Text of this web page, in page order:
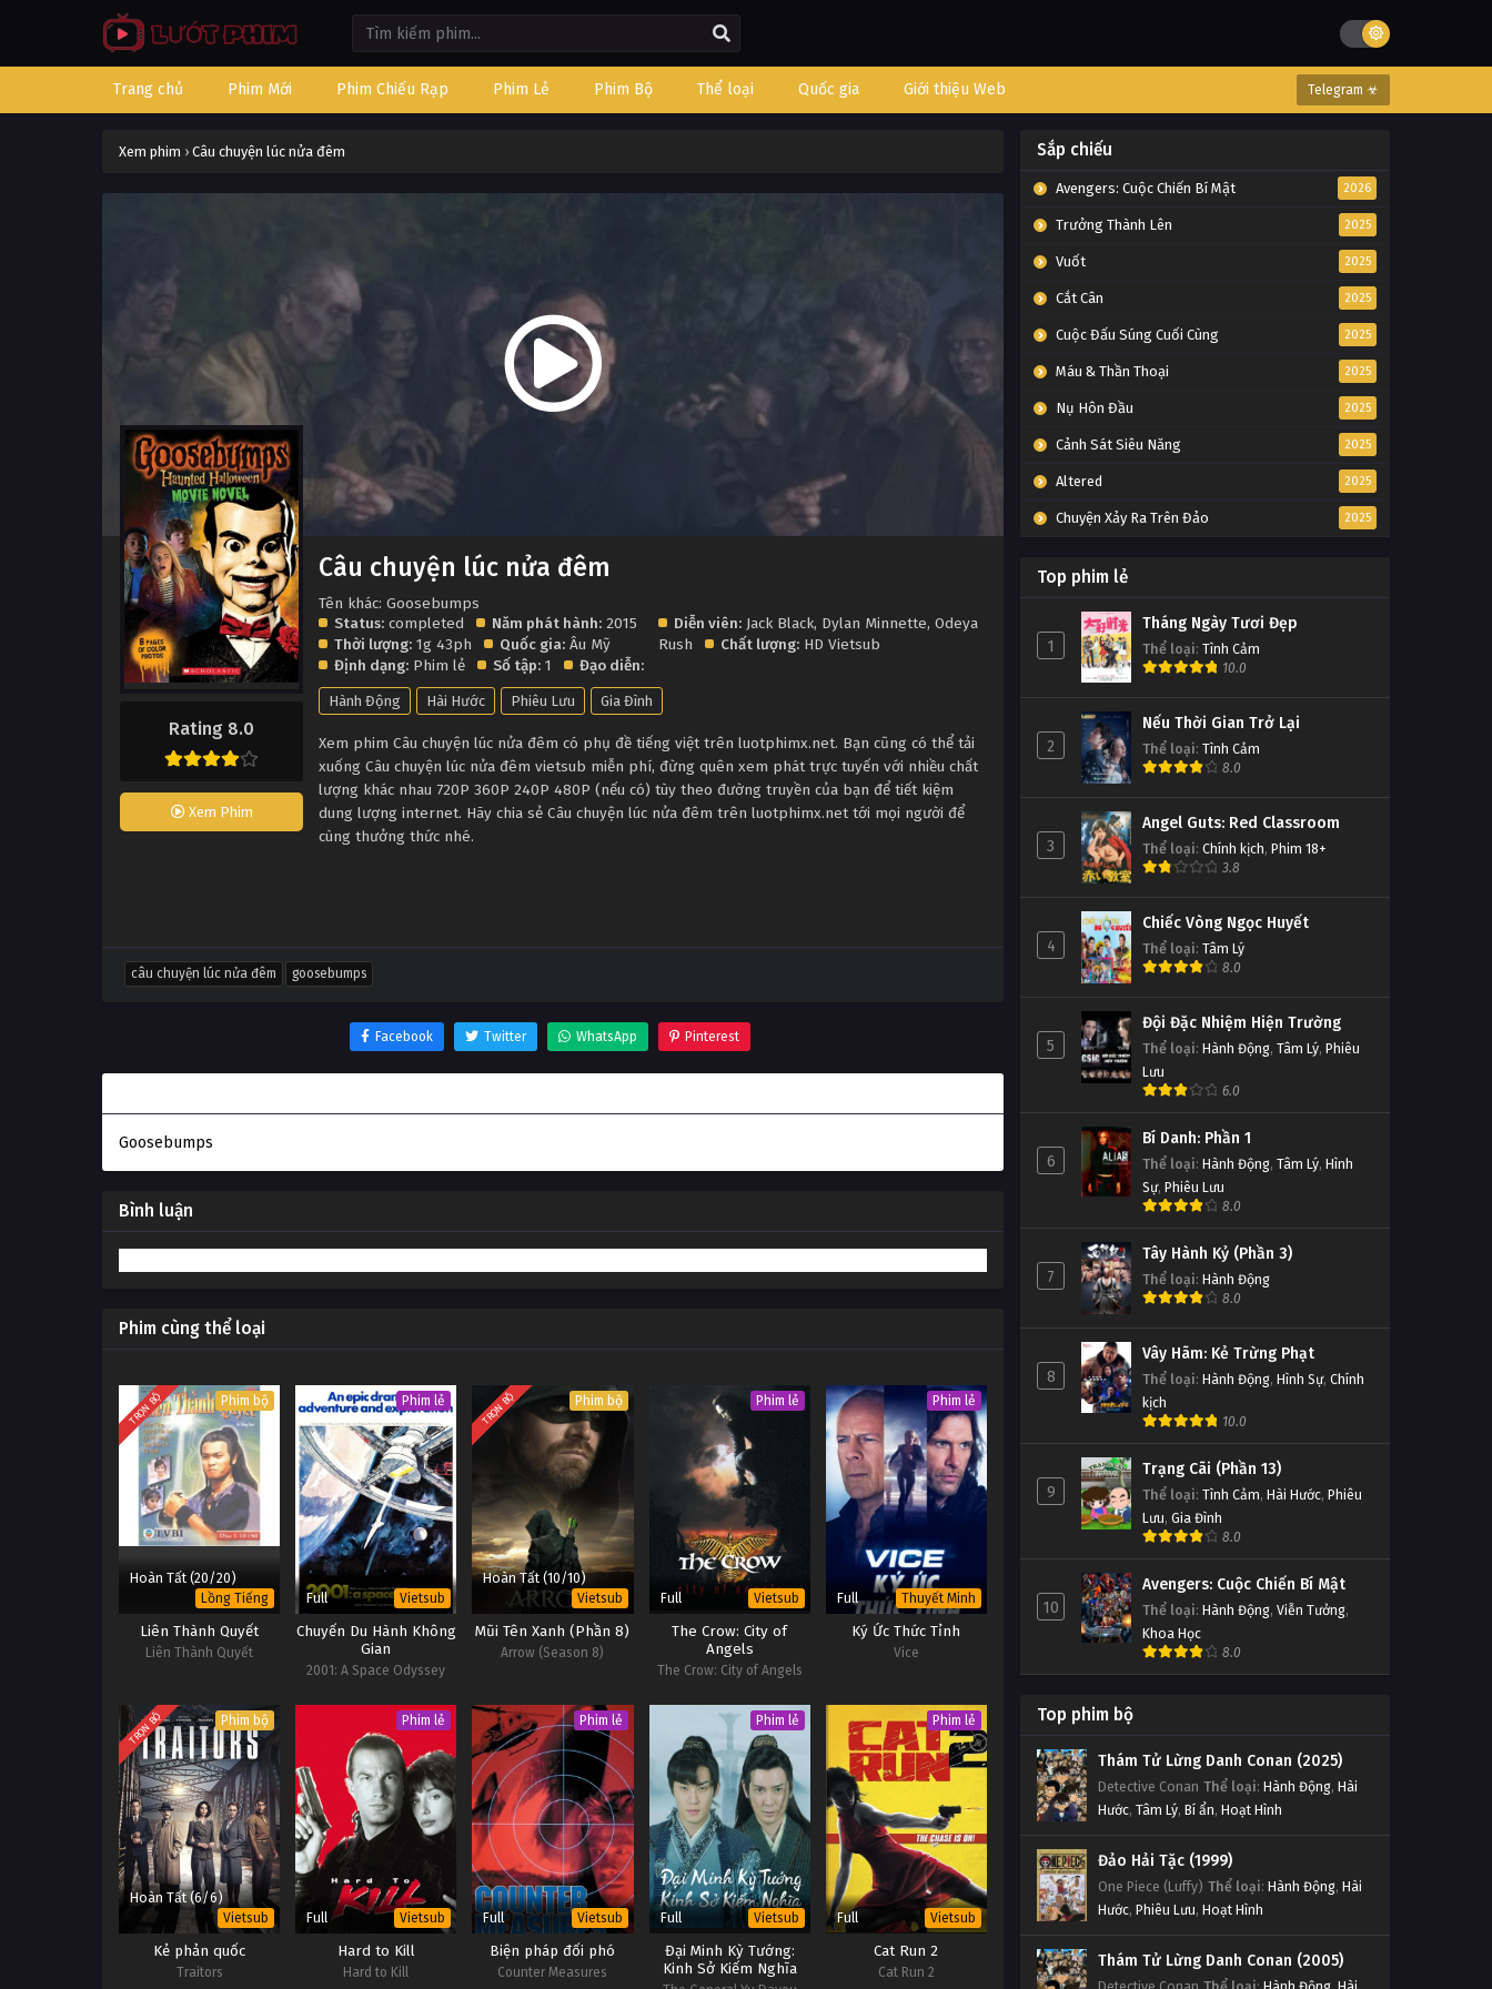
Trang chủ Phim Mới Phim Chiếu Rạp Phim Lẻ Phim Bộ Thể loại Quốc gia Giới thiệu Web Telegram ☣
Xem phim › Câu chuyện lúc nửa đêm
Rating 8.0
Xem Phim
Câu chuyện lúc nửa đêm
Tên khác: Goosebumps
Status: completed Năm phát hành: 2015
Thời lượng: 1g 43ph Quốc gia: Âu Mỹ
Định dạng: Phim lẻ Số tập: 1 Đạo diễn:
Diễn viên: Jack Black, Dylan Minnette, Odeya
Rush
Chất lượng: HD Vietsub
Hành Động Hài Hước Phiêu Lưu Gia Đình
Xem phim Câu chuyện lúc nửa đêm có phụ đề tiếng việt trên luotphimx.net. Bạn cũng có thể tải
xuống Câu chuyện lúc nửa đêm vietsub miễn phí, đừng quên xem phát trực tuyến với nhiều chất
lượng khác nhau 720P 360P 240P 480P (nếu có) tùy theo đường truyền của bạn để tiết kiệm
dung lượng internet. Hãy chia sẻ Câu chuyện lúc nửa đêm trên luotphimx.net tới mọi người để
cùng thưởng thức nhé.
câu chuyện lúc nửa đêm goosebumps
Facebook Twitter WhatsApp Pinterest
Goosebumps
Bình luận
Phim cùng thể loại
TRỌN BỘ Phim bộ
Hoàn Tất (20/20)
Lồng Tiếng
Liên Thành Quyết
Liên Thành Quyết
Phim lẻ
Full Vietsub
Chuyến Du Hành Không
Gian
2001: A Space Odyssey
TRỌN BỘ Phim bộ
Hoàn Tất (10/10)
Vietsub
Mũi Tên Xanh (Phần 8)
Arrow (Season 8)
Phim lẻ
Full Vietsub
The Crow: City of
Angels
The Crow: City of Angels
Phim lẻ
Full Thuyết Minh
Ký Ức Thức Tỉnh
Vice
TRỌN BỘ Phim bộ
Hoàn Tất (6/6)
Vietsub
Kẻ phản quốc
Traitors
Phim lẻ
Full Vietsub
Hard to Kill
Hard to Kill
Phim lẻ
Full Vietsub
Biện pháp đối phó
Counter Measures
Phim lẻ
Full Vietsub
Đại Minh Kỳ Tướng:
Kinh Sở Kiếm Nghĩa
Phim lẻ
Full Vietsub
Cat Run 2
Cat Run 2
Sắp chiếu
Avengers: Cuộc Chiến Bí Mật 2026
Trưởng Thành Lên 2025
Vuốt 2025
Cắt Cân 2025
Cuộc Đấu Súng Cuối Cùng 2025
Máu & Thần Thoại 2025
Nụ Hôn Đầu 2025
Cảnh Sát Siêu Năng 2025
Altered 2025
Chuyện Xảy Ra Trên Đảo 2025
Top phim lẻ
1
Tháng Ngày Tươi Đẹp
Thể loại: Tình Cảm
10.0
2
Nếu Thời Gian Trở Lại
Thể loại: Tình Cảm
8.0
3
Angel Guts: Red Classroom
Thể loại: Chính kịch, Phim 18+
3.8
4
Chiếc Vòng Ngọc Huyết
Thể loại: Tâm Lý
8.0
5
Đội Đặc Nhiệm Hiện Trường
Thể loại: Hành Động, Tâm Lý, Phiêu
Lưu
6.0
6
Bí Danh: Phần 1
Thể loại: Hành Động, Tâm Lý, Hình
Sự, Phiêu Lưu
8.0
7
Tây Hành Kỷ (Phần 3)
Thể loại: Hành Động
8.0
8
Vây Hãm: Kẻ Trừng Phạt
Thể loại: Hành Động, Hình Sự, Chính
kịch
10.0
9
Trạng Cãi (Phần 13)
Thể loại: Tình Cảm, Hài Hước, Phiêu
Lưu, Gia Đình
8.0
10
Avengers: Cuộc Chiến Bí Mật
Thể loại: Hành Động, Viễn Tưởng,
Khoa Học
8.0
Top phim bộ
Thám Tử Lừng Danh Conan (2025)
Detective Conan Thể loại: Hành Động, Hài
Hước, Tâm Lý, Bí ẩn, Hoạt Hình
Đảo Hải Tặc (1999)
One Piece (Luffy) Thể loại: Hành Động, Hài
Hước, Phiêu Lưu, Hoạt Hình
Thám Tử Lừng Danh Conan (2005)